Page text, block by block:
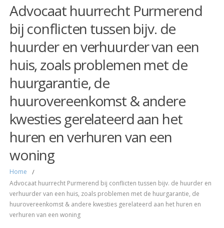
Advocaat huurrecht Purmerend
bij conflicten tussen bijv. de
huurder en verhuurder van een
huis, zoals problemen met de
huurgarantie, de
huurovereenkomst & andere
kwesties gerelateerd aan het
huren en verhuren van een
woning
Home /
Advocaat huurrecht Purmerend bij conflicten tussen bijv. de huurder en
verhuurder van een huis, zoals problemen met de huurgarantie, de
huurovereenkomst & andere kwesties gerelateerd aan het huren en
verhuren van een woning